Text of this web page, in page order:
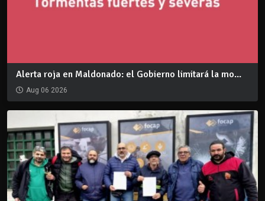
Alerta roja en Maldonado: el Gobierno limitará la mo...
Aug 06 2026